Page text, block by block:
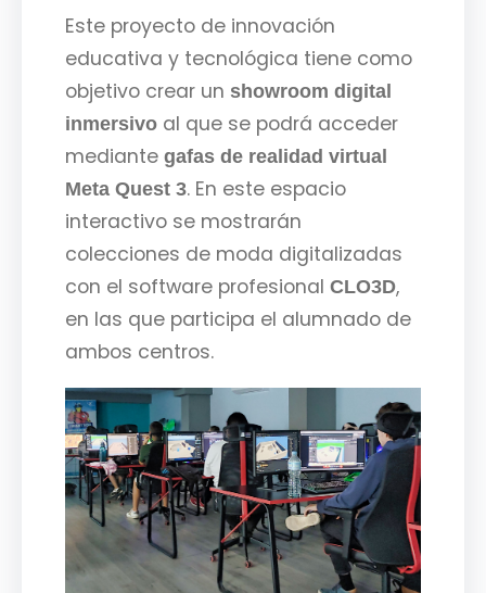
Este proyecto de innovación
educativa y tecnológica tiene como
objetivo crear un showroom digital
inmersivo al que se podrá acceder
mediante gafas de realidad virtual
Meta Quest 3. En este espacio
interactivo se mostrarán
colecciones de moda digitalizadas
con el software profesional CLO3D,
en las que participa el alumnado de
ambos centros.